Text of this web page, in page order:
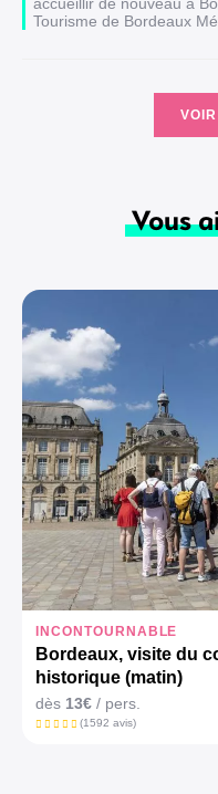
Tourisme de Bordeaux
Vous
INCONTOURNABLE
Bordeaux, visite du
historique (matin)
dès 13€ / pers.
(1592 avis)